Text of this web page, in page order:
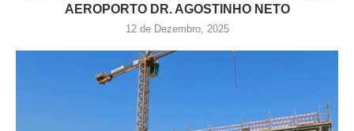
AEROPORTO DR. AGOSTINHO NETO
12 de Dezembro, 2025